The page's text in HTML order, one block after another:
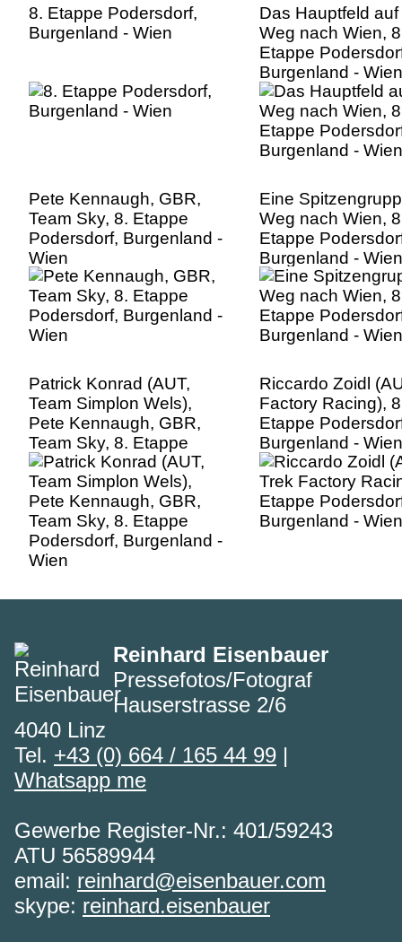
8. Etappe Podersdorf,
Burgenland - Wien
Das Hauptfeld
Weg nach Wien,
Etappe
Burgenland - Wien
Pete Kennaugh, GBR,
Team Sky, 8. Etappe
Podersdorf, Burgenland -
Wien
Eine
Weg nach Wien,
Etappe
Burgenland - Wien
Patrick Konrad (AUT,
Team Simplon Wels),
Pete Kennaugh, GBR,
Team Sky, 8. Etappe
Podersdorf, Burgenland -
Wien
Riccardo Zoidl
Factory Racing),
Etappe
Burgenland - Wien
Reinhard Eisenbauer
Pressefotos/Fotograf
Hauserstrasse 2/6
4040 Linz
Tel. +43 (0) 664 / 165 44 99 |
Whatsapp me
Gewerbe Register-Nr.: 401/59243
ATU 56589944
email: reinhard@eisenbauer.com
skype: reinhard.eisenbauer